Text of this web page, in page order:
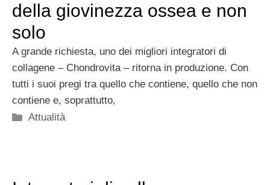
della giovinezza ossea e non
solo
A grande richiesta, uno dei migliori integratori di
collagene – Chondrovita – ritorna in produzione. Con
tutti i suoi pregi tra quello che contiene, quello che non
contiene e, soprattutto,
Categorie
Attualità